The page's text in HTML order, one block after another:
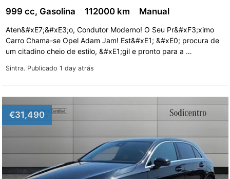
Sintra. Publicado 1 day atrás
999 cc, Gasolina 112000 km Manual
Aten&#xE7;&#xE3;o, Condutor Moderno! O Seu Pr&#xF3;ximo
Carro Chama-se Opel Adam Jam! Est&#xE1; &#xE0; procura de
um citadino cheio de estilo, &#xE1;gil e pronto para a …
€31,490